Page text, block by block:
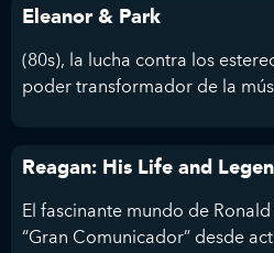
Eleanor & Park
(80s), la lucha contra los
poder transformador de la
Reagan: His Life and
El fascinante mundo de
“Gran Comunicador” desde